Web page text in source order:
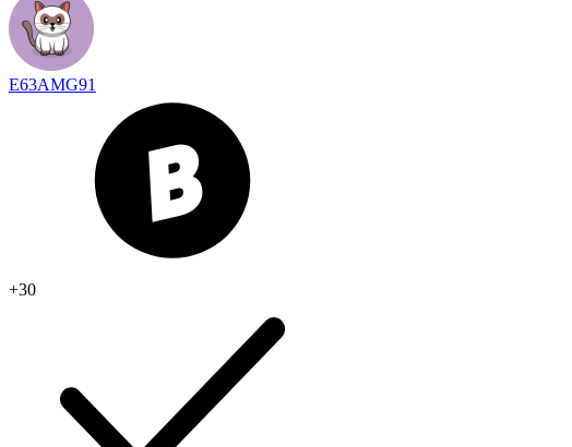
E63AMG91
+30